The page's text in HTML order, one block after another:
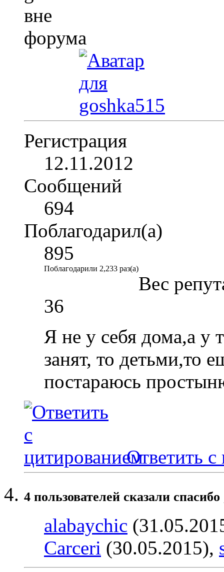
Регистрация
12.11.2012
Сообщений
694
Поблагодарил(а)
895
Поблагодарили 2,233 раз(а)
Вес
36
Я не у себя дома,а у
занят, то детьми,то
постараюсь
Ответить с
4 пользователей сказали
alabaychic
Carceri (30.05.2015),